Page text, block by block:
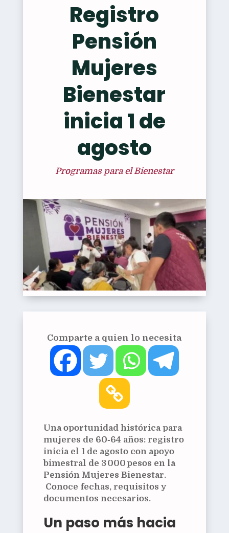
Registro
Pensión
Mujeres
Bienestar
inicia 1 de
agosto
Programas para el Bienestar
Comparte a quien lo necesita
Una oportunidad histórica para
mujeres de 60‑64 años: registro
inicia el 1 de agosto con apoyo
bimestral de 3 000 pesos en la
Pensión Mujeres Bienestar.
Conoce fechas, requisitos y
documentos necesarios.
Un paso más hacia